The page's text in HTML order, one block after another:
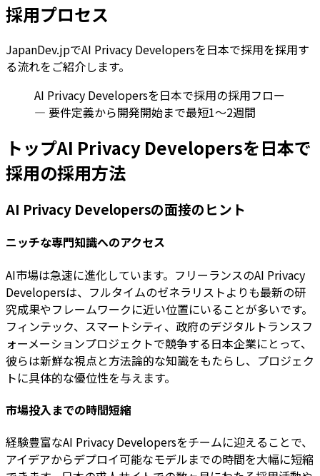
採用プロセス
JapanDev.jpでAI Privacy Developersを日本で採用を採用す
る流れをご紹介します。
AI Privacy Developersを日本で採用の採用フロー
— 要件定義から開発開始まで最短1〜2週間
トップAI Privacy Developersを日本で
採用の採用方法
AI Privacy Developersの面接のヒント
ニッチな専門知識へのアクセス
AI市場は急速に進化しています。フリーランスのAI Privacy
Developersは、フルタイムのゼネラリストよりも最新の研
究成果やフレームワークに近い位置にいることが多いです。
フィンテック、スマートシティ、政府のデジタルトランスフ
ォーメーションプロジェクトで競争する日本企業にとって、
彼らは新鮮な視点と方法論的な知識をもたらし、プロジェク
トに具体的な優位性を与えます。
市場投入までの時間短縮
経験豊富なAI Privacy Developersをチームに迎えることで、
アイデアからデプロイ可能なモデルまでの時間を大幅に短縮